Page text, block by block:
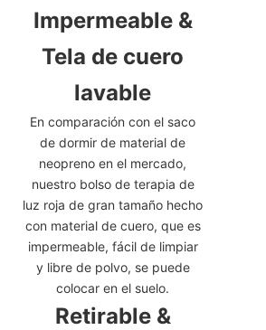
Impermeable &
Tela de cuero
lavable
En comparación con el saco
de dormir de material de
neopreno en el mercado,
nuestro bolso de terapia de
luz roja de gran tamaño hecho
con material de cuero, que es
impermeable, fácil de limpiar
y libre de polvo, se puede
colocar en el suelo.
Retirable &